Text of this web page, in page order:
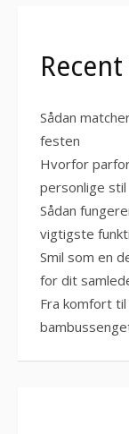
Sådan
festen
Hvorfor
personlige stil
Sådan
vigtigste
Smil som en
for dit
Fra komfort